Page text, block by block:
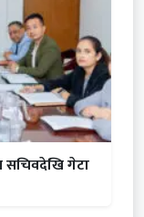
सचिवदेखि गेटा